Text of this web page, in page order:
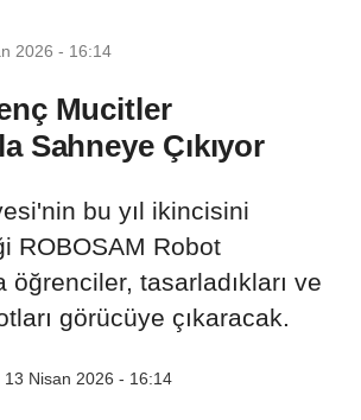
2026 - 16:14
Mucitler
Sahneye Çıkıyor
bu yıl ikincisini
ROBOSAM Robot
öğrenciler, tasarladıkları ve
görücüye çıkaracak.
13 Nisan 2026 - 16:14